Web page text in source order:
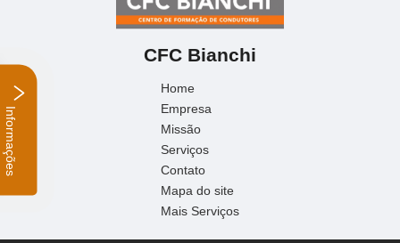
CFC Bianchi
Home
Empresa
Missão
Serviços
Contato
Mapa do site
Mais Serviços
Informações